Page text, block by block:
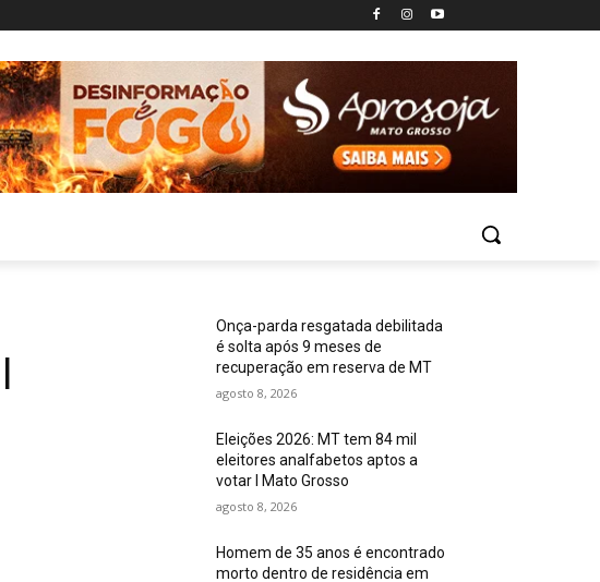
Onça-parda resgatada debilitada
é solta após 9 meses de
recuperação em reserva de MT
agosto 8, 2026
Eleições 2026: MT tem 84 mil
eleitores analfabetos aptos a
votar I Mato Grosso
agosto 8, 2026
Homem de 35 anos é encontrado
morto dentro de residência em